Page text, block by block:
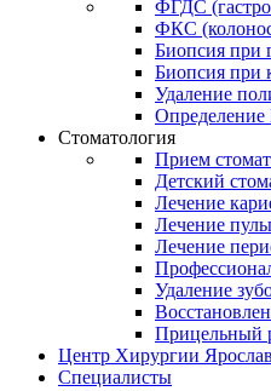
ФГДС
ФКС
Биопсия при
Биопсия при
Удаление
Определение
Стоматология
Прием
Детский
Лечение
Лечение
Лечение
Удаление
Прицельный
Центр Хирургии
Специалисты